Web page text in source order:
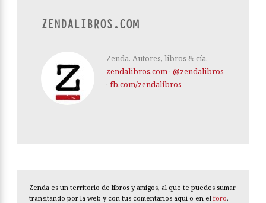
ZENDALIBROS.COM
Zenda. Autores, libros & cía.
zendalibros.com · @zendalibros
· fb.com/zendalibros
Zenda es un territorio de libros y amigos, al que te puedes sumar
transitando por la web y con tus comentarios aquí o en el foro.